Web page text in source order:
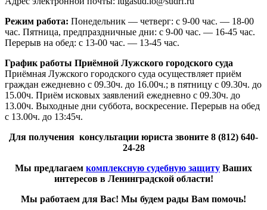
Режим работа: Понедельник — четверг: с 9-00 час. — 18-00
час. Пятница, предпраздничные дни: с 9-00 час. — 16-45 час.
Перерыв на обед: с 13-00 час. — 13-45 час.
График работы Приёмной Лужского городского суда
Приёмная Лужского городского суда осуществляет приём
граждан ежедневно с 09.30ч. до 16.00ч.; в пятницу с 09.30ч. до
15.00ч. Приём исковых заявлений ежедневно с 09.30ч. до
13.00ч. Выходные дни суббота, воскресение. Перерыв на обед
с 13.00ч. до 13:45ч.
Для получения консультации юриста звоните 8 (812) 640-
24-28
Мы предлагаем комплексную судебную защиту Ваших
интересов в Ленинградской области!
Мы работаем для Вас! Мы будем рады Вам помочь!